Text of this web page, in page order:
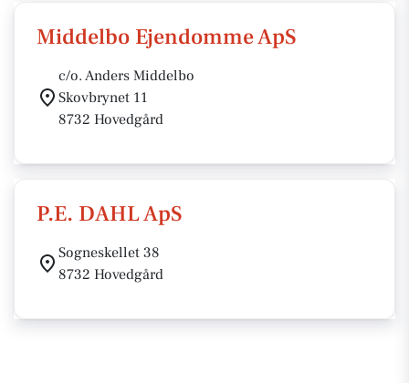
Middelbo Ejendomme ApS
c/o. Anders Middelbo
Skovbrynet 11
8732 Hovedgård
P.E. DAHL ApS
Sogneskellet 38
8732 Hovedgård